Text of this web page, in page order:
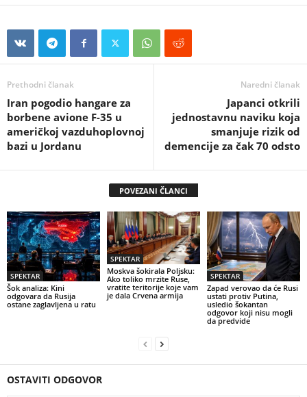
Prethodni članak
Iran pogodio hangare za
borbene avione F-35 u
američkoj vazduhoplovnoj
bazi u Jordanu
Naredni članak
Japanci otkrili
jednostavnu naviku koja
smanjuje rizik od
demencije za čak 70 odsto
POVEZANI ČLANCI
SPEKTAR
Šok analiza: Kini
odgovara da Rusija
ostane zaglavljena u ratu
SPEKTAR
Moskva šokirala Poljsku:
Ako toliko mrzite Ruse,
vratite teritorije koje vam
je dala Crvena armija
SPEKTAR
Zapad verovao da će Rusi
ustati protiv Putina,
usledio šokantan
odgovor koji nisu mogli
da predvide
OSTAVITI ODGOVOR